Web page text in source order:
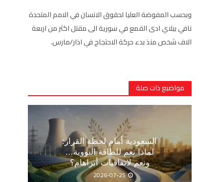
وبحسب المفوضة العليا لحقوق الانسان في الامم المتحدة
نافي بيلاي ادى القمع في سورية الى مقتل اكثر من اربعة
الاف شخص منذ بدء حركة الاحتجاج في اذار/مارس.
مواضيع ذات صلة
السعودية أمام لحظة القرار:
لماذا نعم للطاقة النووية…
ونعم لاتفاقيات أبراهام؟
2026-07-25